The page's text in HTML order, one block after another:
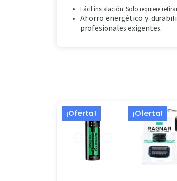
Fácil instalación: Solo requiere
Ahorro energético y
profesionales exigentes.
¡Oferta!
El
precio
original
era:
67,50 €.
El
precio
actual
es:
45,00 €.
¡Oferta!
El
era:
23,70